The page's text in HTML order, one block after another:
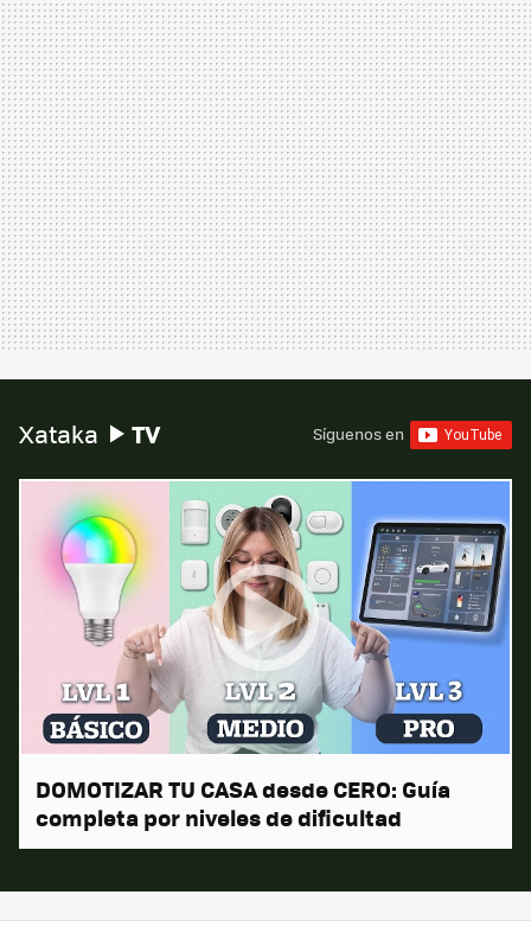
Xataka TV Síguenos en
DOMOTIZAR TU CASA desde CERO: Guía
completa por niveles de dificultad